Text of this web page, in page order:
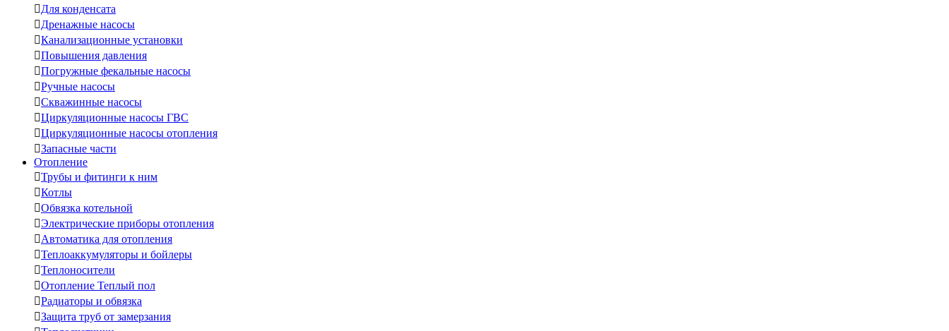
Для конденсата
Дренажные насосы
Канализационные установки
Повышения давления
Погружные фекальные насосы
Ручные насосы
Скважинные насосы
Циркуляционные насосы ГВС
Циркуляционные насосы отопления
Запасные части
Отопление
Трубы и фитинги к ним
Котлы
Обвязка котельной
Электрические приборы отопления
Автоматика для отопления
Теплоаккумуляторы и бойлеры
Теплоносители
Отопление Теплый пол
Радиаторы и обвязка
Защита труб от замерзания